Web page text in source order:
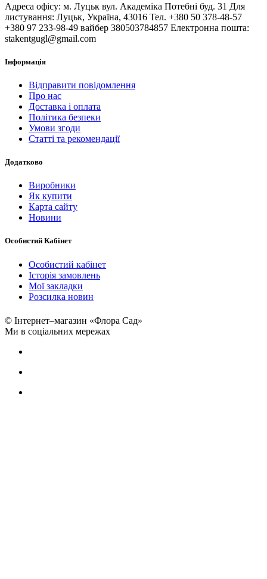
Адреса офісу: м. Луцьк вул. Академіка Потебні буд. 31 Для
листування: Луцьк, Україна, 43016 Тел. +380 50 378-48-57
+380 97 233-98-49 вайбер 380503784857 Електронна пошта:
stakentgugl@gmail.com
Інформація
Відправити повідомлення
Про нас
Доставка і оплата
Політика безпеки
Умови згоди
Статті та рекомендації
Додатково
Виробники
Як купити
Карта сайту
Новини
Особистий Кабінет
Особистий кабінет
Історія замовлень
Мої закладки
Розсилка новин
© Інтернет–магазин «Флора Сад»
Ми в соціальних мережах